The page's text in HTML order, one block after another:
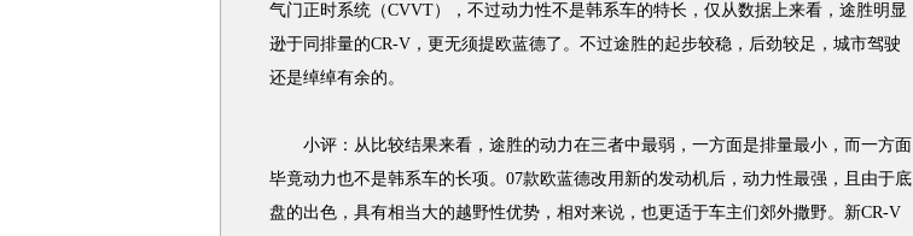
气门正时系统（CVVT），不过动力性不是韩系车的特长，仅从数据上来看，途胜明显
逊于同排量的CR-V，更无须提欧蓝德了。不过途胜的起步较稳，后劲较足，城市驾驶
还是绰绰有余的。
小评：从比较结果来看，途胜的动力在三者中最弱，一方面是排量最小，而一方面
毕竟动力也不是韩系车的长项。07款欧蓝德改用新的发动机后，动力性最强，且由于底
盘的出色，具有相当大的越野性优势，相对来说，也更适于车主们郊外撒野。新CR-V